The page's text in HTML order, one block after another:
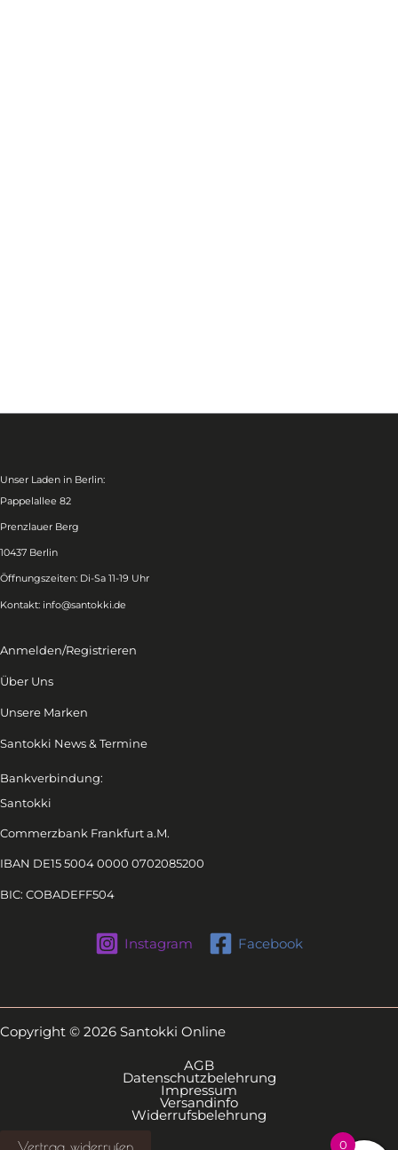
Unser Laden in Berlin:
Pappelallee 82
Prenzlauer Berg
10437 Berlin
Öffnungszeiten: Di-Sa 11-19 Uhr
Kontakt: info@santokki.de
Anmelden/Registrieren
Über Uns
Unsere Marken
Santokki News & Termine
Bankverbindung:
Santokki
Commerzbank Frankfurt a.M.
IBAN DE15 5004 0000 0702085200
BIC: COBADEFF504
Instagram Facebook
Copyright © 2026 Santokki Online
AGB
Datenschutzbelehrung
Impressum
Versandinfo
Widerrufsbelehrung
Vertrag widerrufen 0